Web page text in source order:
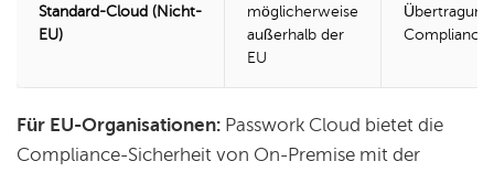
Standard-Cloud (Nicht-
EU)
möglicherweise
außerhalb der
EU
Für EU-Organisationen: Passwork Cloud bietet die
Compliance-Sicherheit von On-Premise mit der